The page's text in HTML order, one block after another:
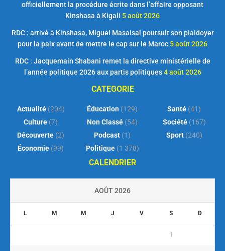
officiellement la procédure écrite dans l’affaire opposant
Kinshasa à Kigali 5 août 2026
RDC : arrivé à Kinshasa, Miguel Masaisai poursuit son plaidoyer
pour la paix avant de mettre le cap sur le Maroc 5 août 2026
RDC : Jacquemain Shabani remet la directive ministérielle de
l’année politique 2026 aux partis politiques 4 août 2026
CATEGORIE
Actualité(204)
Culture (7)
Découverte (2)
Économie (99)
Éducation (129)
Non Classé (54)
Podcast (1)
Politique(1 378)
Santé (41)
Société(167)
Sport(240)
CALENDRIER
AOÛT 2026
L M M J V S D
1